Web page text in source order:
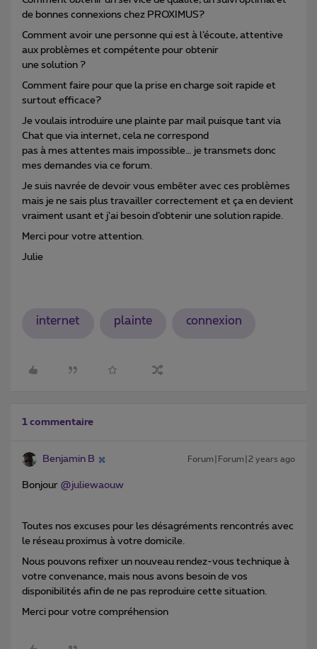
de bonnes connexions chez PROXIMUS?
Comment avoir une personne qui est à l’écoute, attentive
aux problèmes et compétente pour obtenir
une solution ?
Comment faire pour que la prise en charge soit rapide et
surtout efficace?
Je voulais introduire une plainte par mail puisque tant via
Chat que via internet, cela ne correspond
pas à mes attentes mais impossible… je transmets donc
mes demandes via ce forum.
Je suis navrée de devoir vous embêter avec ces problèmes
mais je ne sais plus travailler correctement et ça en devient
vraiment usant et j’ai besoin d’obtenir une solution rapide.
Merci pour votre attention.
Julie
internet plainte connexion
1 commentaire
Benjamin B Forum|Forum|2 years ago
Bonjour @juliewaouw
Toutes nos excuses pour les désagréments rencontrés avec
le réseau proximus à votre domicile.
Nous pouvons refixer un nouveau rendez-vous technique à
votre convenance, mais nous avons besoin de vos
disponibilités afin de ne pas reproduire cette situation.
Merci pour votre compréhension